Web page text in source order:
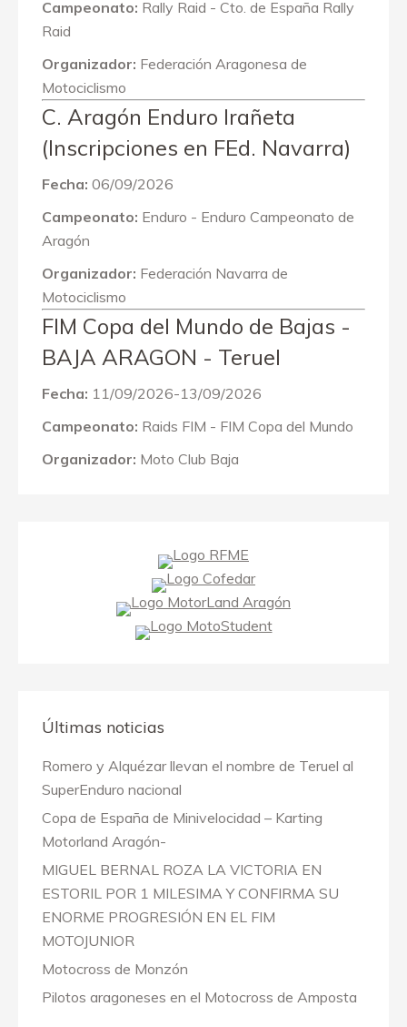
Campeonato: Rally Raid - Cto. de España Rally
Raid
Organizador: Federación Aragonesa de
Motociclismo
C. Aragón Enduro Irañeta
(Inscripciones en FEd. Navarra)
Fecha: 06/09/2026
Campeonato: Enduro - Enduro Campeonato de
Aragón
Organizador: Federación Navarra de
Motociclismo
FIM Copa del Mundo de Bajas -
BAJA ARAGON - Teruel
Fecha: 11/09/2026-13/09/2026
Campeonato: Raids FIM - FIM Copa del Mundo
Organizador: Moto Club Baja
Últimas noticias
Romero y Alquézar llevan el nombre de Teruel al
SuperEnduro nacional
Copa de España de Minivelocidad – Karting
Motorland Aragón-
MIGUEL BERNAL ROZA LA VICTORIA EN
ESTORIL POR 1 MILESIMA Y CONFIRMA SU
ENORME PROGRESIÓN EN EL FIM
MOTOJUNIOR
Motocross de Monzón
Pilotos aragoneses en el Motocross de Amposta